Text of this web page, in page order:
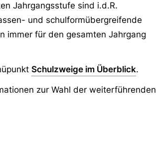
Jahrgangsstufe sind i.d.R.
und schulformübergreifende
immer für den gesamten Jahrgang
Schulzweige im Überblick.
zur Wahl der weiterführenden